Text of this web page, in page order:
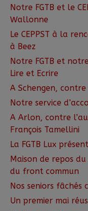
Notre FGTB et le
Wallonne
Le CEPPST à la
à Beez
Notre FGTB et
Lire et Ecrire
A Schengen,
Notre service
A Arlon, contre
François Tamellini
La FGTB Lux
Maison de repos du
du front commun
Nos seniors fâchés
Un premier mai